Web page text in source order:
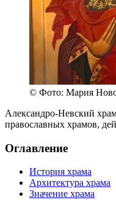
© Фото: Мария
Александро-Невский
православных храмов,
Оглавление
История храма
Архитектура храма
Значение храма